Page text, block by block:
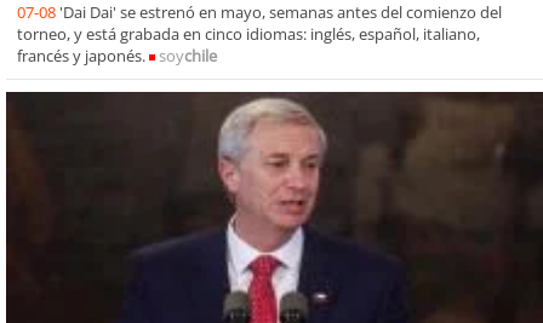
07-08 'Dai Dai' se estrenó en mayo, semanas antes del comienzo del
torneo, y está grabada en cinco idiomas: inglés, español, italiano,
francés y japonés.
soychile